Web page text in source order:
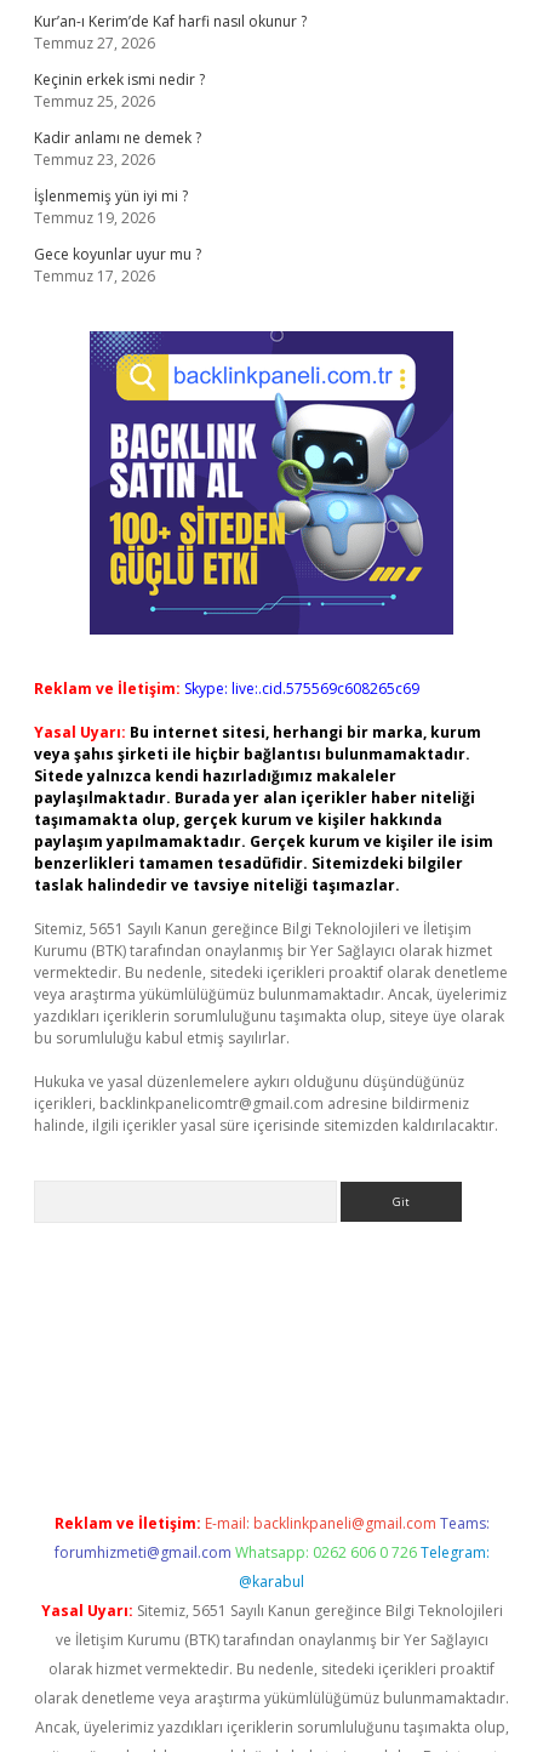
Kur’an-ı Kerim’de Kaf harfi nasıl okunur ?
Temmuz 27, 2026
Keçinin erkek ismi nedir ?
Temmuz 25, 2026
Kadir anlamı ne demek ?
Temmuz 23, 2026
İşlenmemiş yün iyi mi ?
Temmuz 19, 2026
Gece koyunlar uyur mu ?
Temmuz 17, 2026
Reklam ve İletişim: Skype: live:.cid.575569c608265c69
Yasal Uyarı: Bu internet sitesi, herhangi bir marka, kurum
veya şahıs şirketi ile hiçbir bağlantısı bulunmamaktadır.
Sitede yalnızca kendi hazırladığımız makaleler
paylaşılmaktadır. Burada yer alan içerikler haber niteliği
taşımamakta olup, gerçek kurum ve kişiler hakkında
paylaşım yapılmamaktadır. Gerçek kurum ve kişiler ile isim
benzerlikleri tamamen tesadüfidir. Sitemizdeki bilgiler
taslak halindedir ve tavsiye niteliği taşımazlar.
Sitemiz, 5651 Sayılı Kanun gereğince Bilgi Teknolojileri ve İletişim
Kurumu (BTK) tarafından onaylanmış bir Yer Sağlayıcı olarak hizmet
vermektedir. Bu nedenle, sitedeki içerikleri proaktif olarak denetleme
veya araştırma yükümlülüğümüz bulunmamaktadır. Ancak, üyelerimiz
yazdıkları içeriklerin sorumluluğunu taşımakta olup, siteye üye olarak
bu sorumluluğu kabul etmiş sayılırlar.
Hukuka ve yasal düzenlemelere aykırı olduğunu düşündüğünüz
içerikleri, backlinkpanelicomtr@gmail.com adresine bildirmeniz
halinde, ilgili içerikler yasal süre içerisinde sitemizden kaldırılacaktır.
Reklam ve İletişim: E-mail: backlinkpaneli@gmail.com Teams:
forumhizmeti@gmail.com Whatsapp: 0262 606 0 726 Telegram:
@karabul
Yasal Uyarı: Sitemiz, 5651 Sayılı Kanun gereğince Bilgi Teknolojileri
ve İletişim Kurumu (BTK) tarafından onaylanmış bir Yer Sağlayıcı
olarak hizmet vermektedir. Bu nedenle, sitedeki içerikleri proaktif
olarak denetleme veya araştırma yükümlülüğümüz bulunmamaktadır.
Ancak, üyelerimiz yazdıkları içeriklerin sorumluluğunu taşımakta olup,